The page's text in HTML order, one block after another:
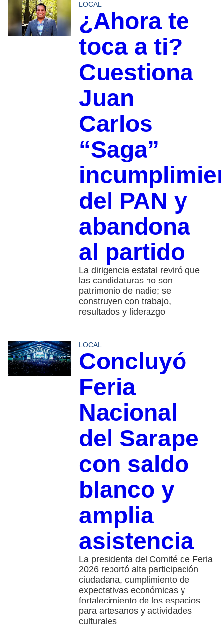
LOCAL
¿Ahora te
toca a ti?
Cuestiona
Juan
Carlos
“Saga”
del PAN y
abandona
al partido
La dirigencia estatal reviró que
las candidaturas no son
patrimonio de nadie; se
construyen con trabajo,
resultados y liderazgo
LOCAL
Concluyó
Feria
Nacional
del Sarape
con saldo
blanco y
amplia
asistencia
La presidenta del Comité de Feria
2026 reportó alta participación
ciudadana, cumplimiento de
expectativas económicas y
fortalecimiento de los espacios
para artesanos y actividades
culturales